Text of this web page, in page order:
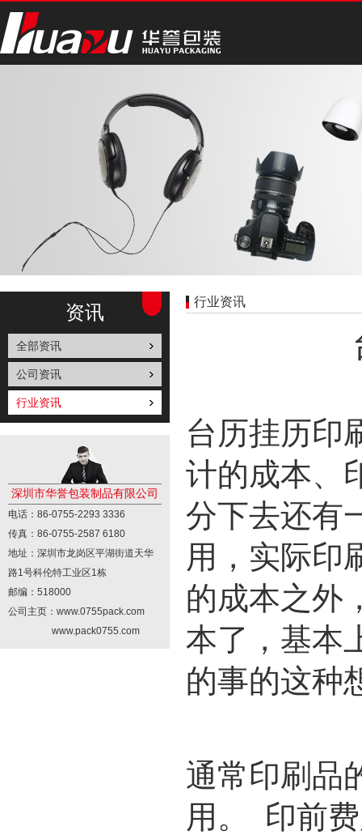
资讯
全部资讯
公司资讯
行业资讯
深圳市华誉包装制品有限公司
电话：86-0755-2293 3336
传真：86-0755-2587 6180
地址：深圳市龙岗区平湖街道天华
路1号科伦特工业区1栋
邮编：518000
公司主页：www.0755pack.com
www.pack0755.com
行业资讯
台历挂历印
计的成本、
分下去还有
用，实际印
的成本之外
本了，基本
的事的这种
通常印刷品
用。 印前